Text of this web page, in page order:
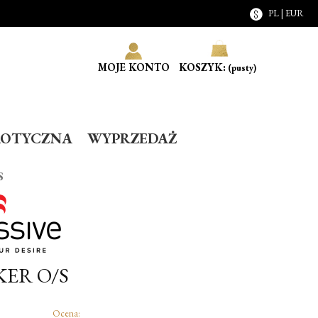
MOJE KONTO KOSZYK: (pusty)
WYPRZEDAŻ
PL | EUR
O/S
Ocena: